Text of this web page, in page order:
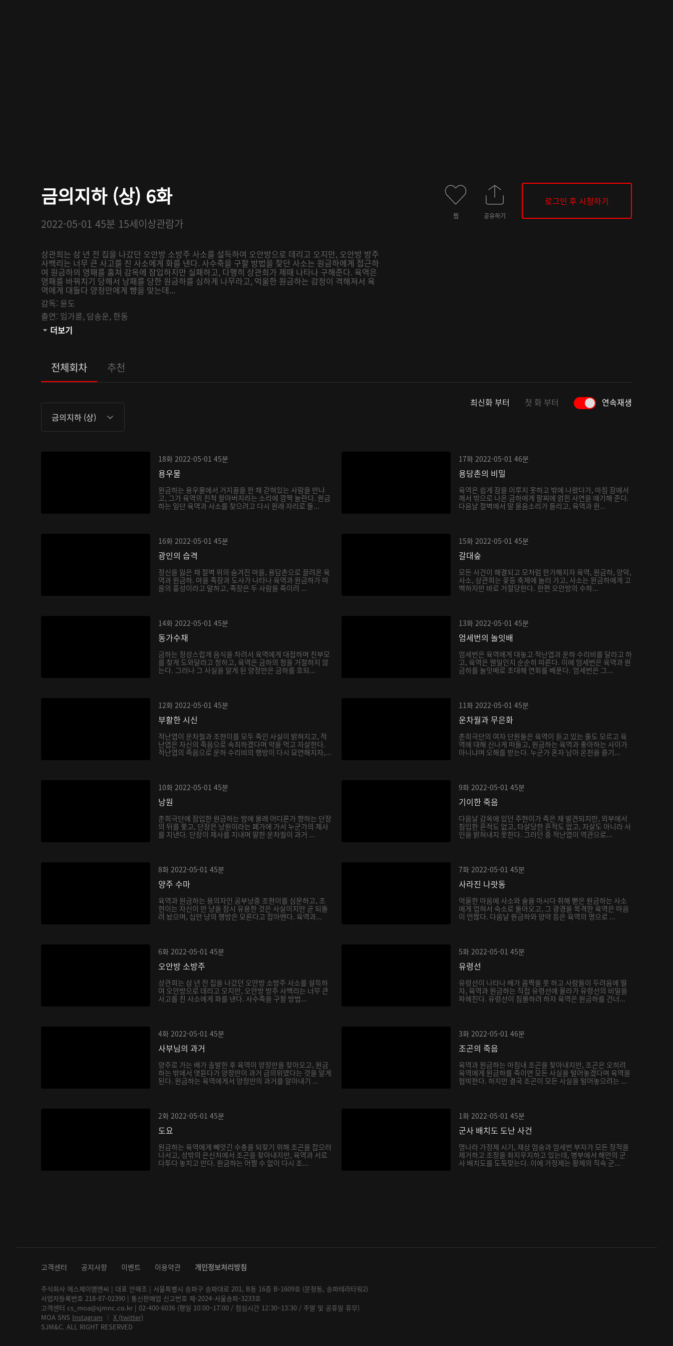
금의지하 (상) 6화
2022-05-01 45분 15세이상관람가
상관희는 삼 년 전 집을 나갔던 오안방 소방주 사소를 설득하여 오안방으로 데리고 오지만, 오안방 방주
사백리는 너무 큰 사고를 친 사소에게 화를 낸다. 사수죽을 구할 방법을 찾던 사소는 원금하에게 접근하
여 원금하의 영패를 훔쳐 감옥에 잠입하지만 실패하고, 다행히 상관희가 제때 나타나 구해준다. 육역은
영패를 바꿔치기 당해서 낭패를 당한 원금하를 심하게 나무라고, 억울한 원금하는 감정이 격해져서 육
역에게 대들다 양정만에게 뺨을 맞는데...
감독: 윤도
출연: 임가륜, 담송운, 한동
관람등급:
더보기
찜 공유하기
로그인 후 시청하기
전체회차 추천
금의지하 (상)
최신화 부터 첫 화 부터 연속재생
18화 2022-05-01 45분
용우물
원금하는 용우물에서 거지꼴을 한 채 갇혀있는 사람을 만나
고, 그가 육역의 친척 할아버지라는 소리에 깜짝 놀란다. 원금
하는 일단 육역과 사소를 찾으려고 다시 원래 자리로 돌...
17화 2022-05-01 46분
용담촌의 비밀
육역은 쉽게 잠을 이루지 못하고 밖에 나왔다가, 마침 잠에서
깨서 밖으로 나온 금하에게 팔찌에 얽힌 사연을 얘기해 준다.
다음날 절벽에서 말 울음소리가 들리고, 육역과 원...
16화 2022-05-01 45분
광인의 습격
정신을 잃은 채 절벽 위의 숨겨진 마을, 용담촌으로 끌려온 육
역과 원금하. 마을 족장과 도사가 나타나 육역과 원금하가 마
을의 흉성이라고 말하고, 족장은 두 사람을 죽이려 ...
15화 2022-05-01 45분
갈대숲
모든 사건이 해결되고 모처럼 한가해지자 육역, 원금하, 양악,
사소, 상관희는 꽃등 축제에 놀러 가고, 사소는 원금하에게 고
백하지만 바로 거절당한다. 한편 오안방의 수하...
14화 2022-05-01 45분
동가수채
금하는 정성스럽게 음식을 차려서 육역에게 대접하며 친부모
를 찾게 도와달라고 청하고, 육역은 금하의 청을 거절하지 않
는다. 그러나 그 사실을 알게 된 양정만은 금하를 호되...
13화 2022-05-01 45분
엄세번의 놀잇배
엄세번은 육역에게 대놓고 적난엽과 운하 수리비를 달라고 하
고, 육역은 웬일인지 순순히 따른다. 이에 엄세번은 육역과 원
금하를 놀잇배로 초대해 연회를 베푼다. 엄세번은 그...
12화 2022-05-01 45분
부활한 시신
적난엽이 운차월과 조현이를 모두 죽인 사실이 밝혀지고, 적
난엽은 자신의 죽음으로 속죄하겠다며 약을 먹고 자살한다.
적난엽의 죽음으로 운하 수리비의 행방이 다시 묘연해지자,...
11화 2022-05-01 45분
운차월과 무은화
춘희극단의 여자 단원들은 육역이 듣고 있는 줄도 모르고 육
역에 대해 신나게 떠들고, 원금하는 육역과 좋아하는 사이가
아니냐며 오해를 받는다. 누군가 혼자 남아 온천을 즐기...
10화 2022-05-01 45분
낭원
춘희극단에 잠입한 원금하는 밤에 몰래 어디론가 향하는 단장
의 뒤를 쫓고, 단장은 낭원이라는 폐가에 가서 누군가의 제사
를 지낸다. 단장이 제사를 지내며 말한 운차월이 과거 ...
9화 2022-05-01 45분
기이한 죽음
다음날 감옥에 있던 주현이가 죽은 채 발견되지만, 외부에서
침입한 흔적도 없고, 타살당한 흔적도 없고, 자살도 아니라 사
인을 밝혀내지 못한다. 그러던 중 적난엽이 역관으로...
8화 2022-05-01 45분
양주 수마
육역과 원금하는 용의자인 공부낭중 조현이를 심문하고, 조
현이는 자신이 만 냥을 잠시 유용한 것은 사실이지만 곧 되돌
려 놨으며, 십만 냥의 행방은 모른다고 잡아뗀다. 육역과...
7화 2022-05-01 45분
사라진 나랏동
억울한 마음에 사소와 술을 마시다 취해 뻗은 원금하는 사소
에게 업혀서 숙소로 돌아오고, 그 광경을 목격한 육역은 마음
이 언짢다. 다음날 원금하와 양악 등은 육역의 명으로 ...
6화 2022-05-01 45분
오안방 소방주
상관희는 삼 년 전 집을 나갔던 오안방 소방주 사소를 설득하
여 오안방으로 데리고 오지만, 오안방 방주 사백리는 너무 큰
사고를 친 사소에게 화를 낸다. 사수죽을 구할 방법...
5화 2022-05-01 45분
유령선
유령선이 나타나 배가 꼼짝을 못 하고 사람들이 두려움에 떨
자, 육역과 원금하는 직접 유령선에 올라가 유령선의 비밀을
파헤친다. 유령선이 침몰하려 하자 육역은 원금하를 건너...
4화 2022-05-01 45분
사부님의 과거
양주로 가는 배가 출발한 후 육역이 양정만을 찾아오고, 원금
하는 밖에서 엿듣다가 양정만이 과거 금의위였다는 것을 알게
된다. 원금하는 육역에게서 양정만의 과거를 알아내기 ...
3화 2022-05-01 46분
조곤의 죽음
육역과 원금하는 마침내 조곤을 찾아내지만, 조곤은 오히려
육역에게 원금하를 죽이면 모든 사실을 털어놓겠다며 육역을
협박한다. 하지만 결국 조곤이 모든 사실을 털어놓으려는 ...
2화 2022-05-01 45분
도요
원금하는 육역에게 빼앗긴 수총을 되찾기 위해 조곤을 잡으러
나서고, 성밖의 은신처에서 조곤을 찾아내지만, 육역과 서로
다투다 놓치고 만다. 원금하는 어쩔 수 없이 다시 조...
1화 2022-05-01 45분
군사 배치도 도난 사건
명나라 가정제 시기, 재상 엄숭과 엄세번 부자가 모든 정적을
제거하고 조정을 좌지우지하고 있는데, 병부에서 해안의 군
사 배치도를 도둑맞는다. 이에 가정제는 황제의 직속 군...
고객센터 공지사항 이벤트 이용약관 개인정보처리방침
주식회사 에스제이엠엔씨 | 대표 안해조 | 서울특별시 송파구 송파대로 201, B동 16층 B-1609호 (문정동, 송파테라타워2)
사업자등록번호 218-87-02390 | 통신판매업 신고번호 제-2024-서울송파-3233호
고객센터 cs_moa@sjmnc.co.kr | 02-400-6036 (평일 10:00~17:00 / 점심시간 12:30~13:30 / 주말 및 공휴일 휴무)
MOA SNS Instagram │ X (twitter)
SJM&C. ALL RIGHT RESERVED